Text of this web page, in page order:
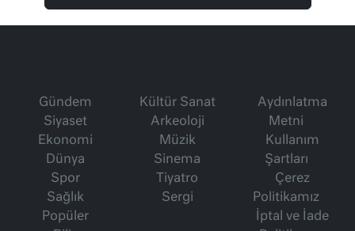
Gündem
Siyaset
Ekonomi
Dünya
Spor
Sağlık
Popüler
Kültür Sanat
Arkeoloji
Müzik
Sinema
Tiyatro
Sergi
Aydınlatma
Metni
Kullanım
Şartları
Çerez
Politikamız
İptal ve İade